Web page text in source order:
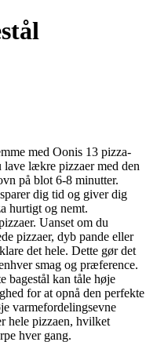
med Oonis 13 pizza-
lave lækre pizzaer med den
på blot 6-8 minutter.
dig tid og giver dig
hurtigt og nemt.
Uanset om du
pizzaer, dyb pande eller
det hele. Dette gør det
smag og præference.
bagestål kan tåle høje
for at opnå den perfekte
varmefordelingsevne
hele pizzaen, hvilket
hver gang.